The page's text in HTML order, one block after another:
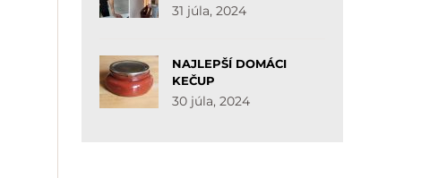
31 júla, 2024
NAJLEPŠÍ DOMÁCI
KEČUP
30 júla, 2024